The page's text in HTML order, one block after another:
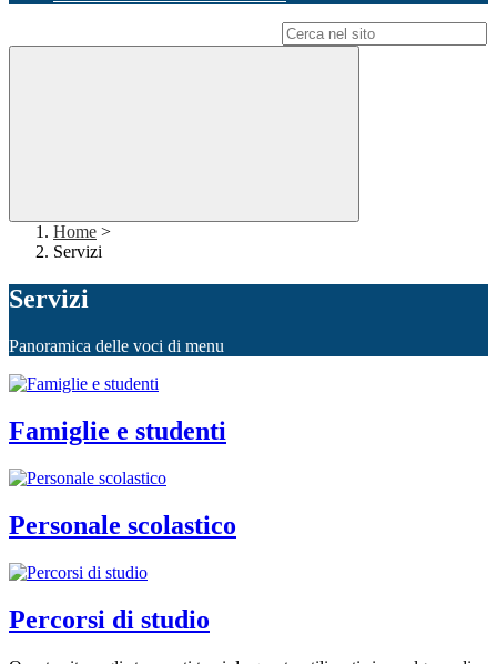
Home >
Servizi
Servizi
Panoramica delle voci di menu
Famiglie e studenti
Personale scolastico
Percorsi di studio